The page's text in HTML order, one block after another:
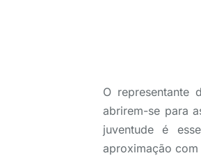
O representante
abrirem-se para
juventude é
aproximação com